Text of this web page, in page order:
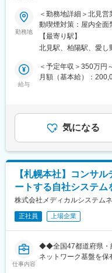
級に応じた評価をし
なプレッシャーはあり
頼関係を築くことが
す。
■研修について
メーカー勉強会等で商
グループ全体で生産
ており、残業は20時
で取り組んでいます。
■キャリアパス
メンバー→リーダー→
ます。当社の中核を
変更の範囲：会社の定
■仕事内容
畜産農家や動物病院
です。食の安全やペ
です。■畜産農家や動
薬品・ワクチン・飼
の営業に付随する事
・取扱商品…動物用医
動物に関わる商品や
どをしていき、徐々
【1日の流れのイメー
●出社後／メール確認
●営業開始／営業車を
す
●帰社後／伝票整理、
●退社（残業は申請・
います）
■営業目標について
担当顧客の対前年の
勤務地
＜勤務地詳細＞北見
動喫煙対策：屋内全面
【最寄り駅】
北見駅、柏陽駅、愛し
給与
＜予定年収＞350万円
月額（基本給）：
残業代制 超過分別
与実績 昨年度実績年
年度の賞与は社内規定
金はあくまでも目安の
があります。月給(月
気になる
【札幌本社】コンサ
ートする自社システ
株式会社メディカルシステム
正社員 上場企業
仕事内容
◆◆全国47都道府県・
ネットワーク基盤を保